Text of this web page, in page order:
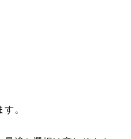
。